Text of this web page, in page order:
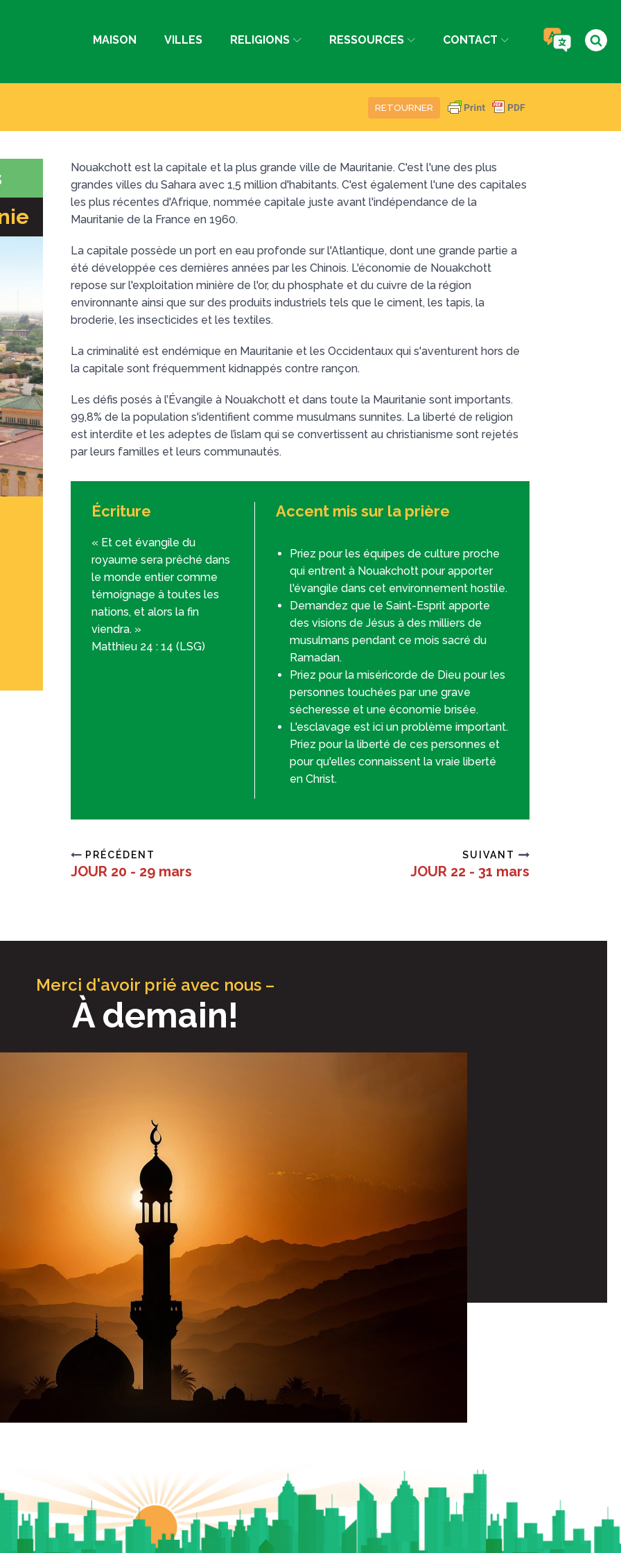
MAISON VILLES RELIGIONS RESSOURCES CONTACT
RETOURNER
Nouakchott est la capitale et la plus grande ville de Mauritanie. C'est l'une des plus
grandes villes du Sahara avec 1,5 million d'habitants. C'est également l'une des capitales
les plus récentes d'Afrique, nommée capitale juste avant l'indépendance de la
Mauritanie de la France en 1960.
La capitale possède un port en eau profonde sur l'Atlantique, dont une grande partie a
été développée ces dernières années par les Chinois. L'économie de Nouakchott
repose sur l'exploitation minière de l'or, du phosphate et du cuivre de la région
environnante ainsi que sur des produits industriels tels que le ciment, les tapis, la
broderie, les insecticides et les textiles.
La criminalité est endémique en Mauritanie et les Occidentaux qui s'aventurent hors de
la capitale sont fréquemment kidnappés contre rançon.
Les défis posés à l’Évangile à Nouakchott et dans toute la Mauritanie sont importants.
99,8% de la population s'identifient comme musulmans sunnites. La liberté de religion
est interdite et les adeptes de l’islam qui se convertissent au christianisme sont rejetés
par leurs familles et leurs communautés.
Écriture
« Et cet évangile du
royaume sera prêché dans
le monde entier comme
témoignage à toutes les
nations, et alors la fin
viendra. »
Matthieu 24 : 14 (LSG)
Accent mis sur la prière
Priez pour les équipes de culture proche
qui entrent à Nouakchott pour apporter
l'évangile dans cet environnement hostile.
Demandez que le Saint-Esprit apporte
des visions de Jésus à des milliers de
musulmans pendant ce mois sacré du
Ramadan.
Priez pour la miséricorde de Dieu pour les
personnes touchées par une grave
sécheresse et une économie brisée.
L'esclavage est ici un problème important.
Priez pour la liberté de ces personnes et
pour qu'elles connaissent la vraie liberté
en Christ.
PRÉCÉDENT
JOUR 20 - 29 mars
SUIVANT
JOUR 22 - 31 mars
Merci d'avoir prié avec nous –
À demain!